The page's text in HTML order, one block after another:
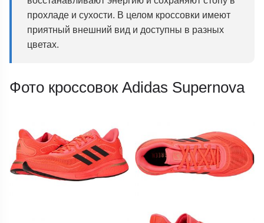
прохладе и сухости. В целом кроссовки имеют
приятный внешний вид и доступны в разных
цветах.
Фото кроссовок Adidas Supernova